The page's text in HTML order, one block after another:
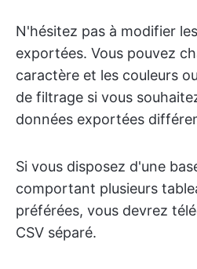
N'hésitez pas à modifier
exportées. Vous pouvez
caractère et les couleurs
de filtrage si vous
données exportées
Si vous disposez d'une
comportant plusieurs
préférées, vous devrez
CSV séparé.